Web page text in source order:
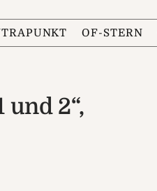
OF-STERN
und 2“,